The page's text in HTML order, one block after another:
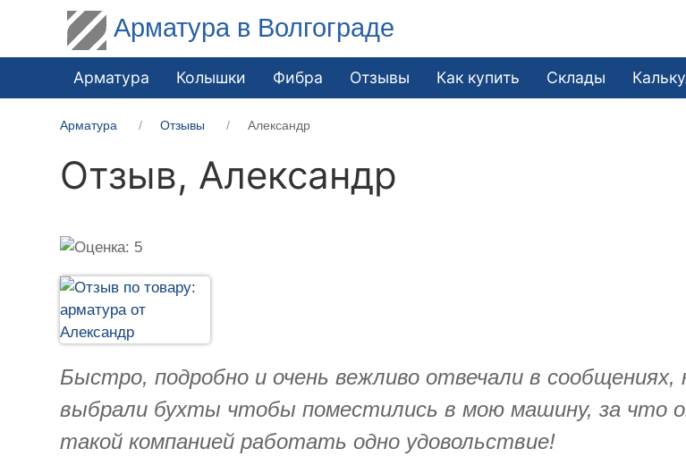
Арматура в Волгограде
Арматура Колышки Фибра Отзывы Как купить Склады
Арматура Отзывы Александр
Отзыв, Александр
Быстро, подробно и очень вежливо отвечали в сообщениях,
выбрали бухты чтобы поместились в мою машину, за что
такой компанией работать одно удовольствие!